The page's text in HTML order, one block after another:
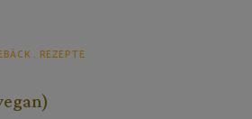
REZEPTE